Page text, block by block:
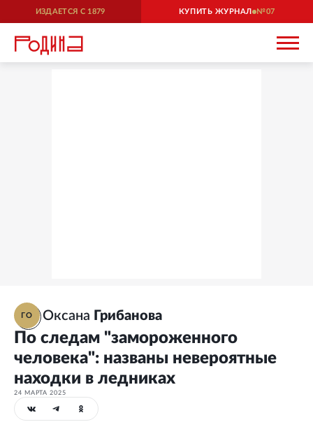
ИЗДАЕТСЯ С 1879 КУПИТЬ ЖУРНАЛ 07
ГО Оксана Грибанова
По следам "замороженного
человека": названы невероятные
находки в ледниках
24 МАРТА 2025